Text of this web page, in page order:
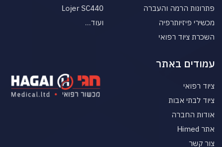
פתרונות הרמה והעברה
מכשירי פיזיותרפיה
השכרת ציוד רפואי
Lojer SC440
ועוד…
עמודים באתר
ציוד רפואי
ציוד לבתי אבות
אודות החברה
אתר Himed
צור קשר